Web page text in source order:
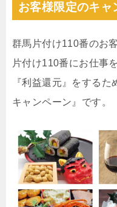
お客様限定のキャ
群馬片付け110番のお
片付け110番にお仕事
『利益還元』をする
キャンペーン』です。